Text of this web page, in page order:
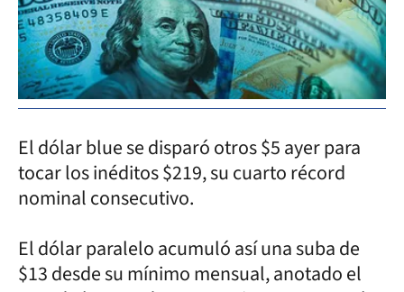
El dólar blue se disparó otros $5 ayer para
tocar los inéditos $219, su cuarto récord
nominal consecutivo.
El dólar paralelo acumuló así una suba de
$13 desde su mínimo mensual, anotado el